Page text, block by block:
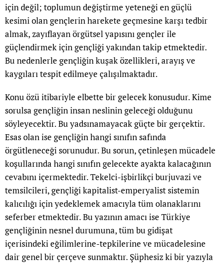
için değil; toplumun değiştirme yeteneği en güçlü
kesimi olan gençlerin harekete geçmesine karşı tedbir
almak, zayıflayan örgütsel yapısını gençler ile
güçlendirmek için gençliği yakından takip etmektedir.
Bu nedenlerle gençliğin kuşak özellikleri, arayış ve
kaygıları tespit edilmeye çalışılmaktadır.
Konu özü itibariyle elbette bir gelecek konusudur. Kime
sorulsa gençliğin insan neslinin geleceği olduğunu
söyleyecektir. Bu yadsınamayacak güçte bir gerçektir.
Esas olan ise gençliğin hangi sınıfın safında
örgütleneceği sorunudur. Bu sorun, çetinleşen mücadele
koşullarında hangi sınıfın gelecekte ayakta kalacağının
cevabını içermektedir. Tekelci-işbirlikçi burjuvazi ve
temsilcileri, gençliği kapitalist-emperyalist sistemin
kalıcılığı için yedeklemek amacıyla tüm olanaklarını
seferber etmektedir. Bu yazının amacı ise Türkiye
gençliğinin nesnel durumuna, tüm bu gidişat
içerisindeki eğilimlerine-tepkilerine ve mücadelesine
dair genel bir çerçeve sunmaktır. Şüphesiz ki bir yazıyla